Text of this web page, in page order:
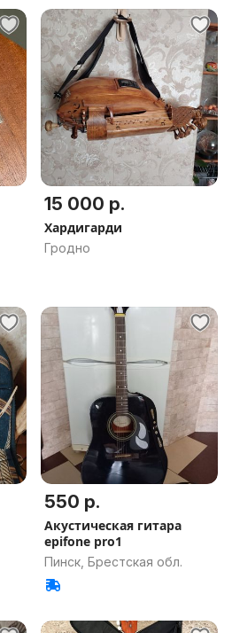
15 000 р.
Хардигарди
Гродно
550 р.
Акустическая гитара
epifone pro1
Пинск, Брестская обл.